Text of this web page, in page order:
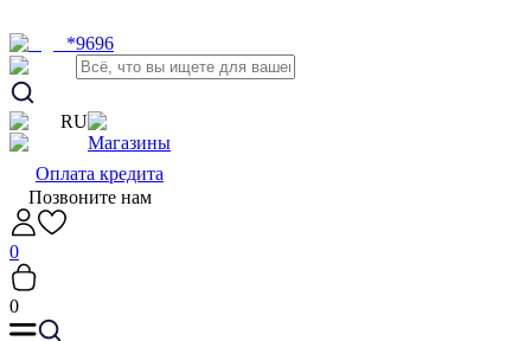
*9696
RU
Магазины
Оплата кредита
Позвоните нам
0
0